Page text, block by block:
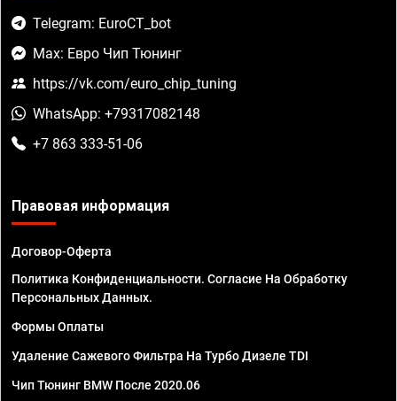
Telegram: EuroCT_bot
Max: Евро Чип Тюнинг
https://vk.com/euro_chip_tuning
WhatsApp: +79317082148
+7 863 333-51-06
Правовая информация
Договор-Оферта
Политика Конфиденциальности. Согласие На Обработку
Персональных Данных.
Формы Оплаты
Удаление Сажевого Фильтра На Турбо Дизеле TDI
Чип Тюнинг BMW После 2020.06